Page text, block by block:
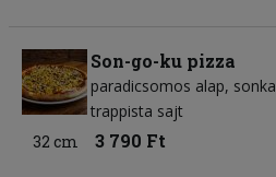
Son-go-ku pizza
paradicsomos alap sonka
trappista sajt
32 cm
3 790 Ft